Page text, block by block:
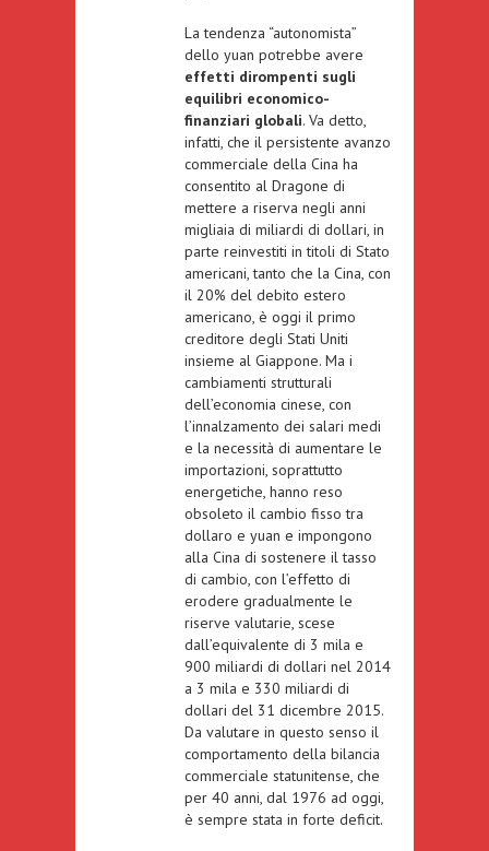
La tendenza “autonomista”
dello yuan potrebbe avere
effetti dirompenti sugli
equilibri economico-
finanziari globali. Va detto,
infatti, che il persistente avanzo
commerciale della Cina ha
consentito al Dragone di
mettere a riserva negli anni
migliaia di miliardi di dollari, in
parte reinvestiti in titoli di Stato
americani, tanto che la Cina, con
il 20% del debito estero
americano, è oggi il primo
creditore degli Stati Uniti
insieme al Giappone. Ma i
cambiamenti strutturali
dell’economia cinese, con
l’innalzamento dei salari medi
e la necessità di aumentare le
importazioni, soprattutto
energetiche, hanno reso
obsoleto il cambio fisso tra
dollaro e yuan e impongono
alla Cina di sostenere il tasso
di cambio, con l’effetto di
erodere gradualmente le
riserve valutarie, scese
dall’equivalente di 3 mila e
900 miliardi di dollari nel 2014
a 3 mila e 330 miliardi di
dollari del 31 dicembre 2015.
Da valutare in questo senso il
comportamento della bilancia
commerciale statunitense, che
per 40 anni, dal 1976 ad oggi,
è sempre stata in forte deficit.